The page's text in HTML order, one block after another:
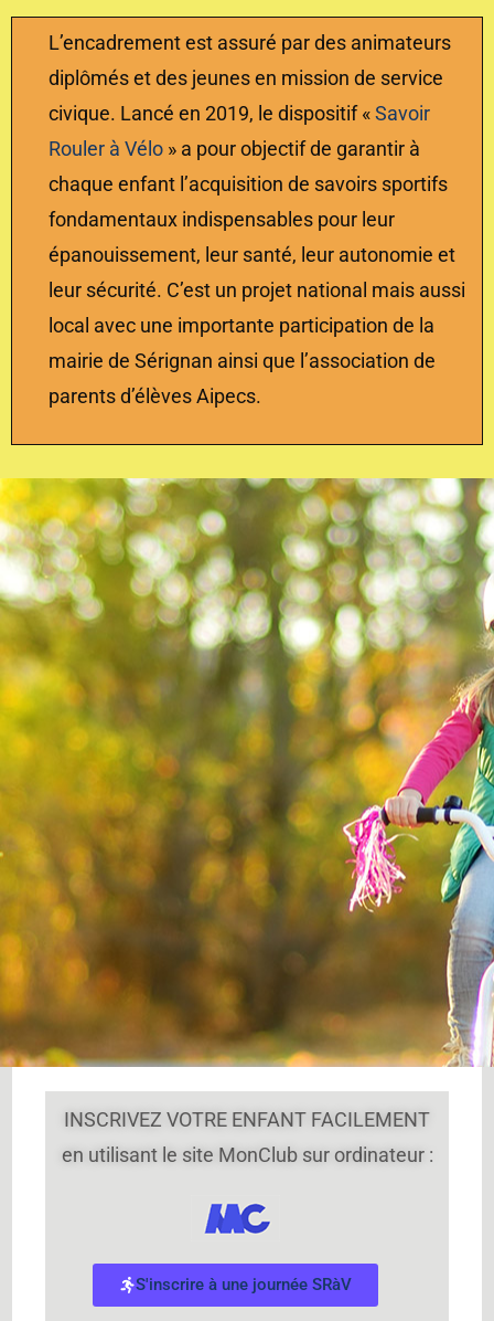
L’encadrement est assuré par des animateurs
diplômés et des jeunes en mission de service
civique. Lancé en 2019, le dispositif «Savoir
Rouler à Vélo » a pour objectif de garantir à
chaque enfant l’acquisition de savoirs sportifs
fondamentaux indispensables pour leur
épanouissement, leur santé, leur autonomie et
leur sécurité. C’est un projet national mais aussi
local avec une importante participation de la
mairie de Sérignan ainsi que l’association de
parents d’élèves Aipecs.
INSCRIVEZ VOTRE ENFANT FACILEMENT
en utilisant le site MonClub sur ordinateur :
S'inscrire à une journée SRàV